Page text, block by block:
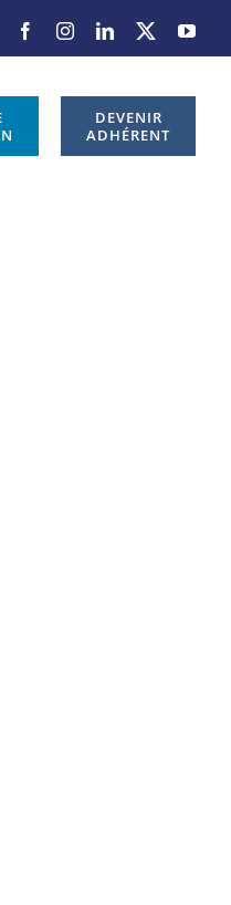
FacebookInstagramLinkedIn
X
DEVENIR
ADHÉRENT